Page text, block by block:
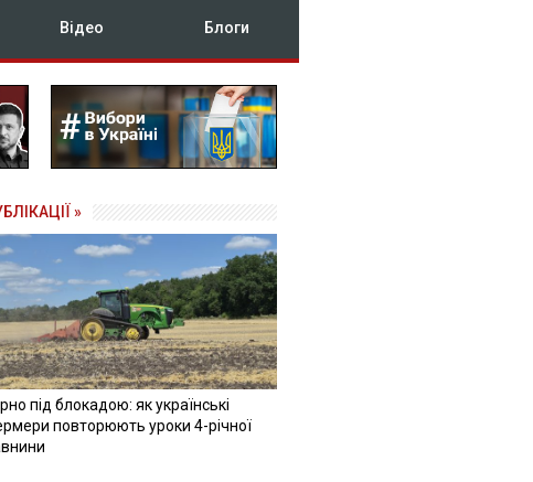
Відео Блоги
»
під блокадою: як українські
повторюють уроки 4-річної